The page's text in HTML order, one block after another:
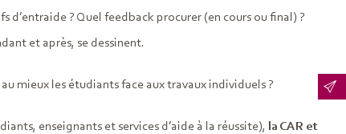
d’entraide ? Quel feedback procurer (en cours ou final) ?
et après, se dessinent.
mieux les étudiants face aux travaux individuels ?
enseignants et services d’aide à la réussite), la CAR et